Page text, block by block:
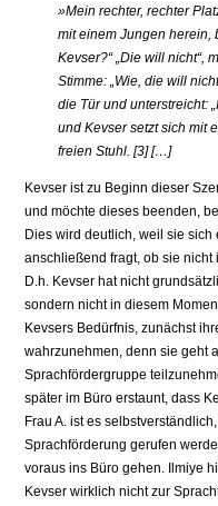
»Mein rechter, rechter
mit einem Jungen herein,
Kevser?“ „Die will nicht“,
Stimme: „Wie, die will
die Tür und unter­streicht:
und Kevser setzt sich mit
freien Stuhl. [3] […]
Kevser ist zu Beginn dieser
und möchte dieses beenden,
Dies wird deutlich, weil sie sich
anschließend fragt, ob sie
D.h. Kevser hat nicht
sondern nicht in diesem
Kevsers Bedürfnis, zunächst
wahrzunehmen, denn sie geht
Sprachfördergruppe
später im Büro erstaunt, dass
Frau A. ist es
Sprachförderung gerufen
voraus ins Büro gehen. Ilmiye
Kevser wirklich nicht zur